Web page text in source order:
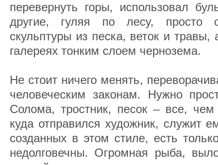
перевернуть горы, использовал
другие, гуляя по лесу, просто
скульптуры из песка, веток и травы,
галереях тонким слоем чернозема.
Не стоит ничего менять,
человеческим законам. Нужно
Солома, тростник, песок – все, чем
куда отправился художник, служит
созданных в этом стиле, есть
недолговечны. Огромная рыба,